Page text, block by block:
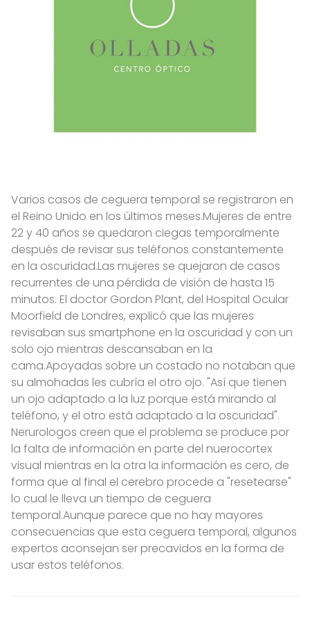
Varios casos de ceguera temporal se registraron en
el Reino Unido en los últimos meses.Mujeres de entre
22 y 40 años se quedaron ciegas temporalmente
después de revisar sus teléfonos constantemente
en la oscuridad.Las mujeres se quejaron de casos
recurrentes de una pérdida de visión de hasta 15
minutos. El doctor Gordon Plant, del Hospital Ocular
Moorfield de Londres, explicó que las mujeres
revisaban sus smartphone en la oscuridad y con un
solo ojo mientras descansaban en la
cama.Apoyadas sobre un costado no notaban que
su almohadas les cubría el otro ojo. "Así que tienen
un ojo adaptado a la luz porque está mirando al
teléfono, y el otro está adaptado a la oscuridad".
Nerurologos creen que el problema se produce por
la falta de información en parte del nuerocortex
visual mientras en la otra la información es cero, de
forma que al final el cerebro procede a "resetearse"
lo cual le lleva un tiempo de ceguera
temporal.Aunque parece que no hay mayores
consecuencias que esta ceguera temporal, algunos
expertos aconsejan ser precavidos en la forma de
usar estos teléfonos.